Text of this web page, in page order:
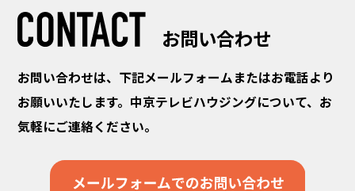
お問い合わせ
お問い合わせは、下記メールフォームまたはお電話より
お願いいたします。 中京テレビハウジングについて、お
気軽にご連絡ください。